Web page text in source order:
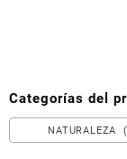
en
la
Categorías del
NATURALEZA